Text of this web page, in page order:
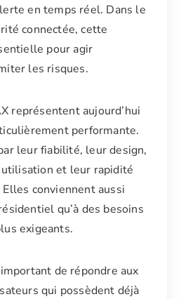
en temps réel. Dans le
connectée, cette
pour agir
les risques.
représentent aujourd’hui
performante.
leur fiabilité, leur design,
et leur rapidité
conviennent aussi
qu’à des besoins
exigeants.
de répondre aux
qui possèdent déjà